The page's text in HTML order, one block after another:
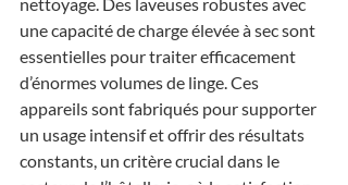
nettoyage. Des laveuses robustes avec
une capacité de charge élevée à sec sont
essentielles pour traiter efficacement
d’énormes volumes de linge. Ces
appareils sont fabriqués pour supporter
un usage intensif et offrir des résultats
constants, un critère crucial dans le